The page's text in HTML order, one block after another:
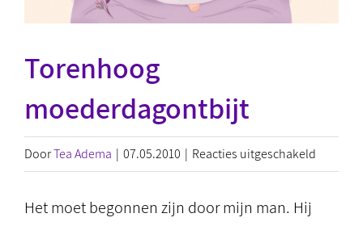
Torenhoog
moederdagontbijt
DoorTea Adema | 07.05.2010 | Reacties uitgeschakeld
Het moet begonnen zijn door mijn man. Hij